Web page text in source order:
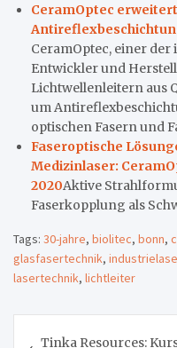
CeramOptec
CeramOptec, einer
Entwickler und
Lichtwellenleitern aus
um
optischen Fasern und
Faseroptische
Medizinlaser:
2020Aktive
Faserkopplung als
Tags: 30-jahre, biolitec, bonn,
glasfasertechnik,
lasertechnik, lichtleiter
Tinka Resources: